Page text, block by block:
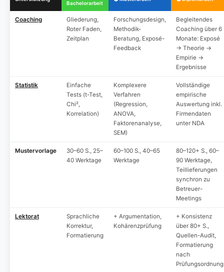
Bachelorarbeit
Coaching
Gliederung,
Roter Faden,
Zeitplan
Forschungsdesign,
Methodik-
Beratung, Exposé-
Feedback
Begleitendes
Coaching über 6
Monate: Exposé
→ Theorie →
Empirie →
Ergebnisse
Statistik
Einfache
Tests (t-Test,
Chi²,
Korrelation)
Komplexere
Verfahren
(Regression,
ANOVA,
Faktorenanalyse,
SEM)
Vollständige
empirische
Auswertung inkl.
Firmendaten
unter NDA
Mustervorlage
30–60 S., 25–
40 Werktage
60–100 S., 40–65
Werktage
80–120+ S., 60–
90 Werktage,
Teillieferungen
synchron zu
Betreuer-
Meetings
Lektorat
Sprachliche
Korrektur,
Formatierung
+ Argumentation,
Kohärenzprüfung
+ Konsistenz
über 80+ S.,
Quellen-Audit,
Formatierung
nach
Prüfungsordnung